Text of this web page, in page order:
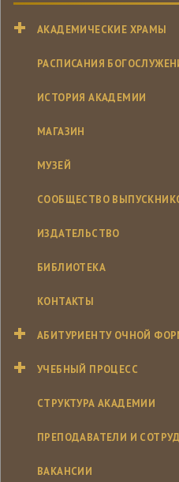
АКАДЕМИЧЕСКИЕ ХРАМЫ
РАСПИСАНИЯ
ИСТОРИЯ АКАДЕМИИ
МАГАЗИН
МУЗЕЙ
СООБЩЕСТВО
ИЗДАТЕЛЬСТВО
БИБЛИОТЕКА
КОНТАКТЫ
АБИТУРИЕНТУ ОЧНОЙ
УЧЕБНЫЙ ПРОЦЕСС
СТРУКТУРА АКАДЕМИИ
ПРЕПОДАВАТЕЛИ И
ВАКАНСИИ